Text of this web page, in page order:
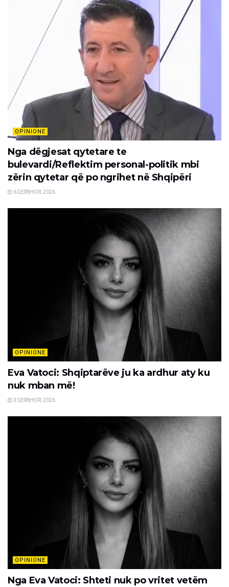
OPINIONE
Nga dëgjesat qytetare te
bulevardi/Reflektim personal-politik mbi
zërin qytetar që po ngrihet në Shqipëri
6 QERSHOR, 2026
OPINIONE
Eva Vatoci: Shqiptarëve ju ka ardhur aty ku
nuk mban më!
3 QERSHOR, 2026
OPINIONE
Nga Eva Vatoci: Shteti nuk po vritet vetëm